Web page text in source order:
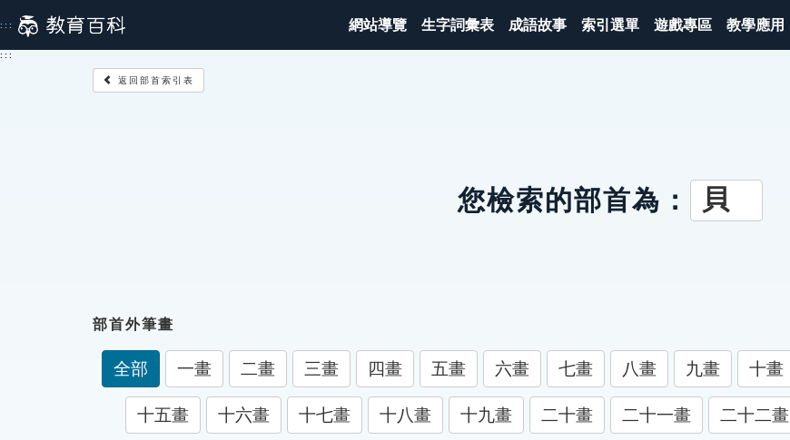
到
主
::: 網站導覽 生字詞彙表 成語故事 索引選單 遊戲專區 教學應用
:::
返回部首索引表
您檢索的部首為： 貝
部首外筆畫
全部 一畫 二畫 三畫 四畫 五畫 六畫 七畫 八畫 九畫 十畫
十五畫 十六畫 十七畫 十八畫 十九畫 二十畫 二十一畫 二十二畫